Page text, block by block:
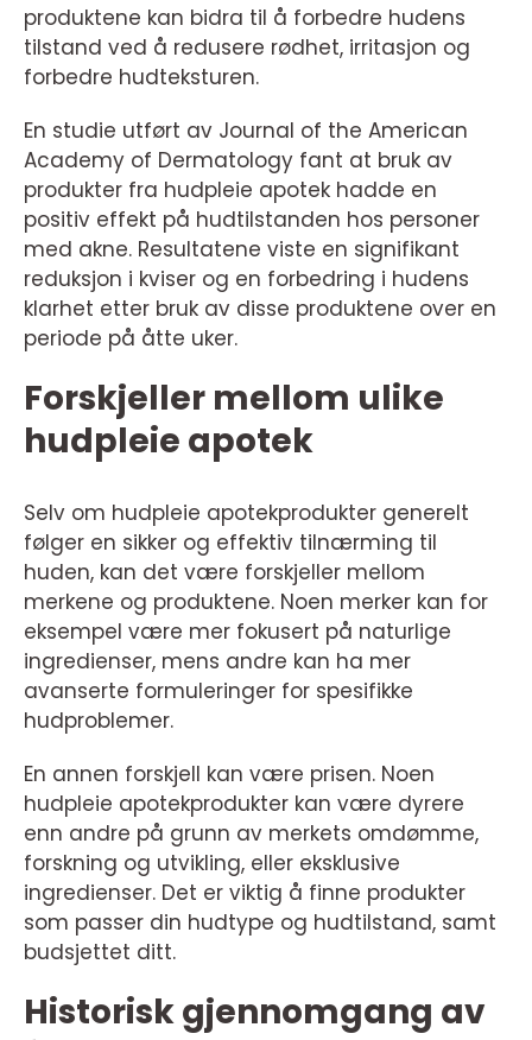
produktene kan bidra til å forbedre hudens
tilstand ved å redusere rødhet, irritasjon og
forbedre hudteksturen.
En studie utført av Journal of the American
Academy of Dermatology fant at bruk av
produkter fra hudpleie apotek hadde en
positiv effekt på hudtilstanden hos personer
med akne. Resultatene viste en signifikant
reduksjon i kviser og en forbedring i hudens
klarhet etter bruk av disse produktene over en
periode på åtte uker.
Forskjeller mellom ulike
hudpleie apotek
Selv om hudpleie apotekprodukter generelt
følger en sikker og effektiv tilnærming til
huden, kan det være forskjeller mellom
merkene og produktene. Noen merker kan for
eksempel være mer fokusert på naturlige
ingredienser, mens andre kan ha mer
avanserte formuleringer for spesifikke
hudproblemer.
En annen forskjell kan være prisen. Noen
hudpleie apotekprodukter kan være dyrere
enn andre på grunn av merkets omdømme,
forskning og utvikling, eller eksklusive
ingredienser. Det er viktig å finne produkter
som passer din hudtype og hudtilstand, samt
budsjettet ditt.
Historisk gjennomgang av